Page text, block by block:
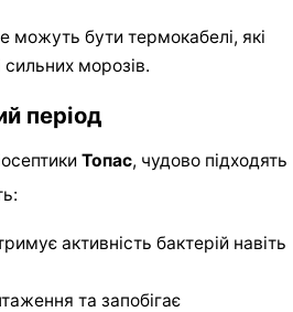
можуть бути термокабелі, які
сильних морозів.
період
Топас, чудово підходять
активність бактерій навіть
та запобігає